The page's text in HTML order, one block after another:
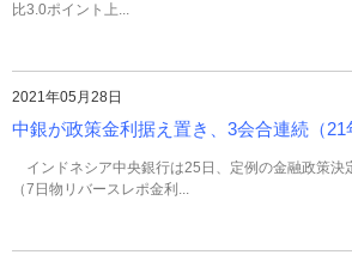
比3.0ポイント上...
2021年05月28日
中銀が政策金利据え置き、3会合連続（21
インドネシア中央銀行は25日、定例の金融政策決
（7日物リバースレポ金利...